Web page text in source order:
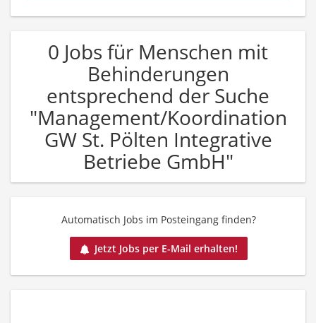
0 Jobs für Menschen mit
Behinderungen
entsprechend der Suche
"Management/Koordination
GW St. Pölten Integrative
Betriebe GmbH"
Automatisch Jobs im Posteingang finden?
Jetzt Jobs per E-Mail erhalten!